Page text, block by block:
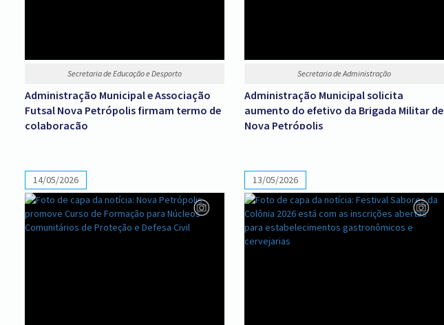
Secretaria de Educação e Desporto
Administração Municipal e Associação
Futsal Nova Petrópolis firmam termo de
colaboração
Secretaria de Administração
Administração Municipal solicita
aumento do efetivo da Brigada Militar de
Nova Petrópolis
14/05/2026 13/05/2026